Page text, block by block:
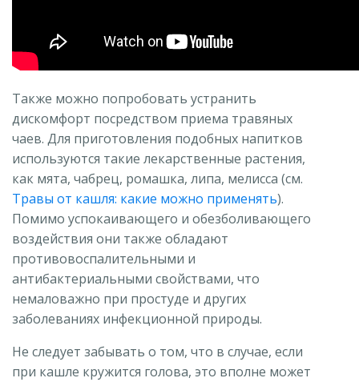
Также можно попробовать устранить
дискомфорт посредством приема травяных
чаев. Для приготовления подобных напитков
используются такие лекарственные растения,
как мята, чабрец, ромашка, липа, мелисса (см.
Травы от кашля: какие можно применять).
Помимо успокаивающего и обезболивающего
воздействия они также обладают
противовоспалительными и
антибактериальными свойствами, что
немаловажно при простуде и других
заболеваниях инфекционной природы.
Не следует забывать о том, что в случае, если
при кашле кружится голова, это вполне может